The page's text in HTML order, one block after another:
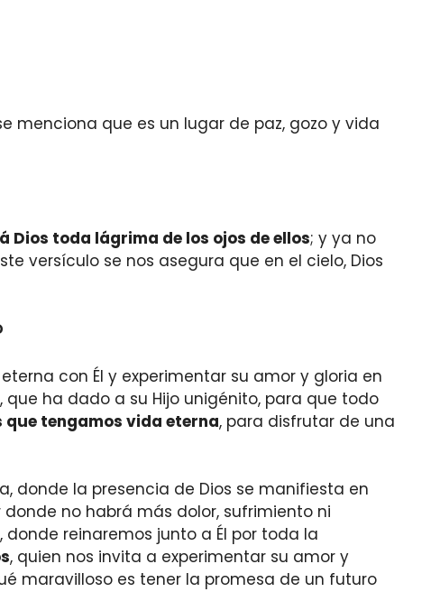
menciona que es un lugar de paz, gozo y vida
Dios toda lágrima de los ojos de ellos; y ya no
versículo se nos asegura que en el cielo, Dios
con Él y experimentar su amor y gloria en
que ha dado a su Hijo unigénito, para que todo
que tengamos vida eterna, para disfrutar de una
donde la presencia de Dios se manifiesta en
no habrá más dolor, sufrimiento ni
reinaremos junto a Él por toda la
, quien nos invita a experimentar su amor y
maravilloso es tener la promesa de un futuro